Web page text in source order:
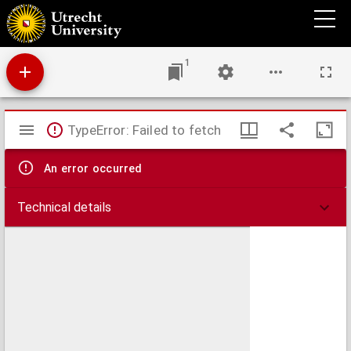
Het colostrum en zijn ontwikkeling
1
Mirador
viewer
TypeError: Failed to fetch
An error occurred
Technical details